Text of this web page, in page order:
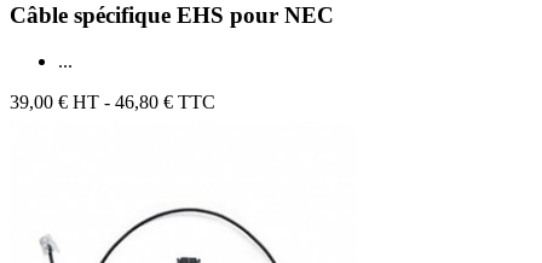
Câble spécifique EHS pour NEC
...
39,00 € HT - 46,80 € TTC